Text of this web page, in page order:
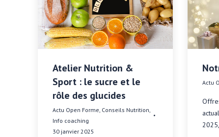
Atelier Nutrition &
Sport : le sucre et le
rôle des glucides
Actu Open Forme Conseils Nutrition
Info coaching
30 janvier 2025
Actu